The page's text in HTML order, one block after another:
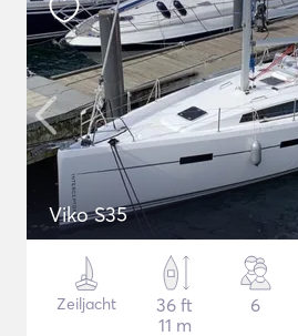
Viko S35
Zeiljacht
36 ft
11 m
6